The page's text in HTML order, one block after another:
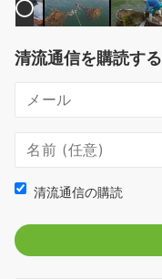
清流通信を購読する
清流通信の購読